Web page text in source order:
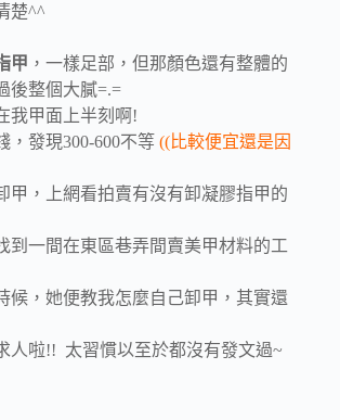
楚^^
甲 ，一樣足部，但那顏色還有整體的
後整個大膩=.=
我甲面上半刻啊!
，發現300-600不等 ((比較便宜還是因
甲，上網看拍賣有沒有卸凝膠指甲的
到一間在東區巷弄間賣美甲材料的工
候，她便教我怎麼自己卸甲，其實還
人啦!! 太習慣以至於都沒有發文過~